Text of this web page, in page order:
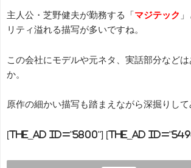
主人公・芝野健夫が勤務する「 マジテック
リティ溢れる描写が多いですね。
この会社にモデルや元ネタ、実話部分などは
か。
原作の細かい描写も踏まえながら深掘りして
[the_ad id="5800"] [the_ad